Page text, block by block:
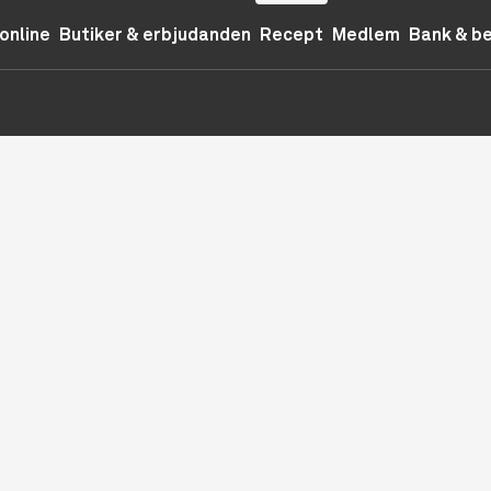
Butiker & erbjudanden Recept Medlem Bank &